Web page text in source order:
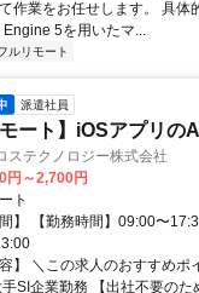
作業をお任せします。 具体
Engine 5を用いたマ...
ルリモート
派遣社員
モート】iOSアプリ
ステクノロジー株式会社
円～2,700円
ト
間】 【勤務時間】09:00〜
容】 ＼この求人のおすすめ
SI企業勤務 【出社不要のた